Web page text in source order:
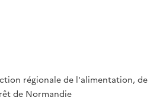
régionale de l'alimentation, de
de Normandie